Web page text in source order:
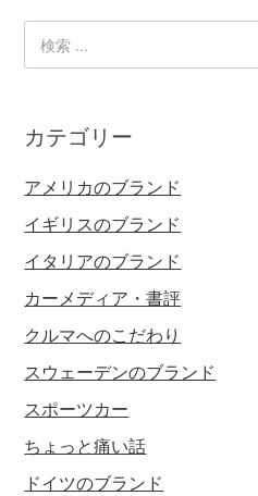
カテゴリー
アメリカのブランド
イギリスのブランド
イタリアのブランド
カーメディア・書評
クルマへのこだわり
スウェーデンのブランド
スポーツカー
ちょっと痛い話
ドイツのブランド